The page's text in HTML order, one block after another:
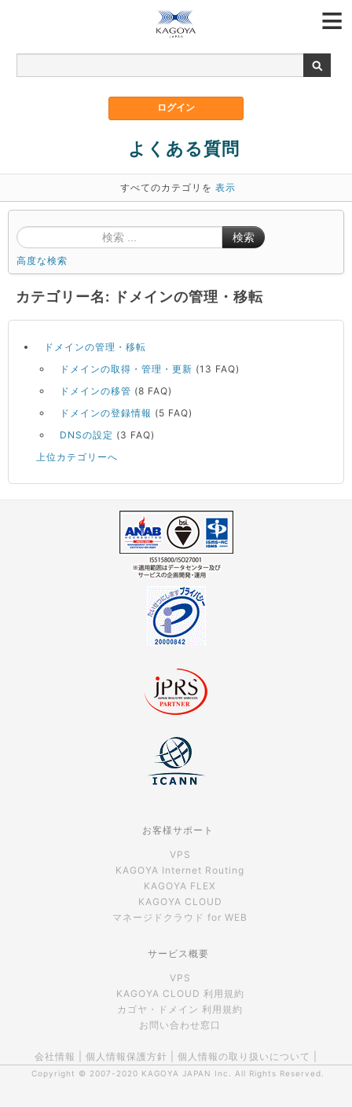
よくある質問
すべてのカテゴリを 表示
検索
高度な検索
カテゴリー名: ドメインの管理・移転
ドメインの管理・移転
ドメインの取得・管理・更新 (13 FAQ)
ドメインの移管 (8 FAQ)
ドメインの登録情報 (5 FAQ)
DNSの設定 (3 FAQ)
上位カテゴリーへ
お客様サポート
VPS
KAGOYA Internet Routing
KAGOYA FLEX
KAGOYA CLOUD
マネージドクラウド for WEB
サービス概要
VPS
KAGOYA CLOUD 利用規約
カゴヤ・ドメイン 利用規約
お問い合わせ窓口
会社情報 個人情報保護方針 個人情報の取り扱いについて
Copyright © 2007-2020 KAGOYA JAPAN Inc. All Rights Reserved.